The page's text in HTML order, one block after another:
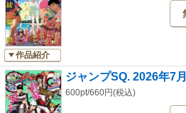
作品紹介
ジャンプSQ. 2026年7
600pt/660円(税込)